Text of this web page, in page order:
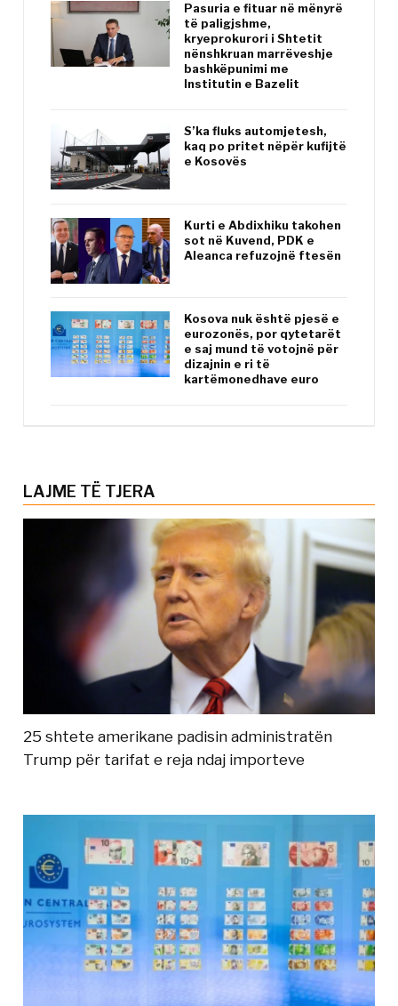
Pasuria e fituar në mënyrë
të paligjshme,
kryeprokurori i Shtetit
nënshkruan marrëveshje
bashkëpunimi me
Institutin e Bazelit
S’ka fluks automjetesh,
kaq po pritet nëpër kufijtë
e Kosovës
Kurti e Abdixhiku takohen
sot në Kuvend, PDK e
Aleanca refuzojnë ftesën
Kosova nuk është pjesë e
eurozonës, por qytetarët
e saj mund të votojnë për
dizajnin e ri të
kartëmonedhave euro
LAJME TË TJERA
25 shtete amerikane padisin administratën
Trump për tarifat e reja ndaj importeve